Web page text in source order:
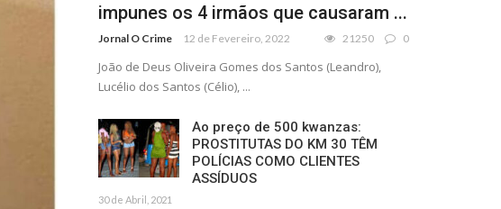
impunes os 4 irmãos que causaram ...
Jornal O Crime 12 de Fevereiro, 2022 21250 0
João de Deus Oliveira Gomes dos Santos (Leandro),
Lucélio dos Santos (Célio), ...
Ao preço de 500 kwanzas:
PROSTITUTAS DO KM 30 TÊM
POLÍCIAS COMO CLIENTES
ASSÍDUOS
30 de Abril, 2021